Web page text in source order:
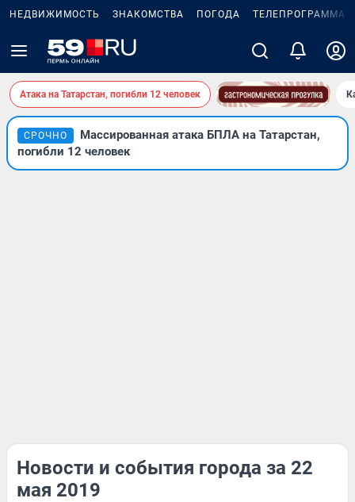
НЕДВИЖИМОСТЬ ЗНАКОМСТВА ПОГОДА ТЕЛЕПРОГРАММА
Атака на Татарстан, погибли 12 человек
СРОЧНО
Массированная атака БПЛА на Татарстан,
погибли 12 человек
Новости и события города за 22
мая 2019